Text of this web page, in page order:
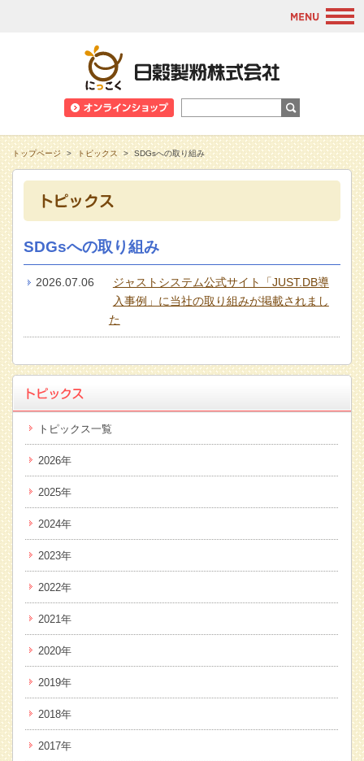
トップページ > トピックス > SDGsへの取り組み
SDGsへの取り組み
2026.07.06
ジャストシステム公式サイト「JUST.DB導
入事例」に当社の取り組みが掲載されまし
た
トピックス一覧
2026年
2025年
2024年
2023年
2022年
2021年
2020年
2019年
2018年
2017年